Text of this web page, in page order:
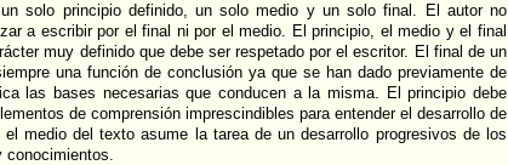
solo principio definido, un solo medio y un solo final. El autor no
a escribir por el final ni por el medio. El principio, el medio y el final
muy definido que debe ser respetado por el escritor. El final de un
una función de conclusión ya que se han dado previamente de
las bases necesarias que conducen a la misma. El principio debe
de comprensión imprescindibles para entender el desarrollo de
el medio del texto asume la tarea de un desarrollo progresivos de los
conocimientos.